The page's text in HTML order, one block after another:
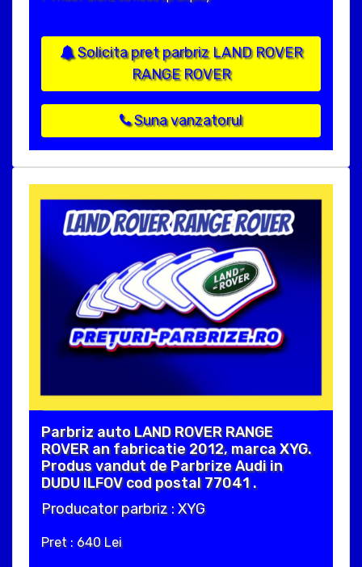
Solicita pret parbriz LAND ROVER
RANGE ROVER
Suna vanzatorul
Parbriz auto LAND ROVER RANGE
ROVER an fabricatie 2012, marca XYG.
Produs vandut de Parbrize Audi in
DUDU ILFOV cod postal 77041 .
Producator parbriz : XYG
Pret : 640 Lei